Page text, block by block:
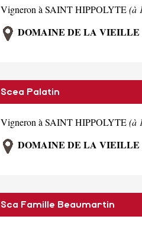
Vigneron à SAINT HIPPOLYTE(à
DOMAINE DE LA VIEILLE
Scea Palatin
Vigneron à SAINT HIPPOLYTE(à
DOMAINE DE LA VIEILLE
Sca Famille Beaumartin